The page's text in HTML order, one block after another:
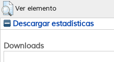
Ver elemento
Descargar estadísticas
Downloads